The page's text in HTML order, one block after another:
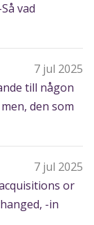
vad
7 jul 2025
till någon
den som
7 jul 2025
or
-in